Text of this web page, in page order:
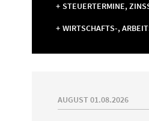
STEUERTERMINE,
WIRTSCHAFTS-,
AUGUST 01.08.2026